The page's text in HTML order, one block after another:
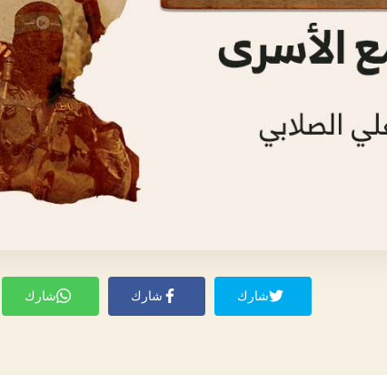
شارك شارك شارك